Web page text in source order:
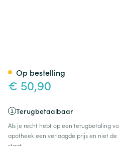
€ 50,90
Terugbetaalbaar
Als je recht hebt op een terugbetaling
apotheek een verlaagde prijs en niet
Op bestelling